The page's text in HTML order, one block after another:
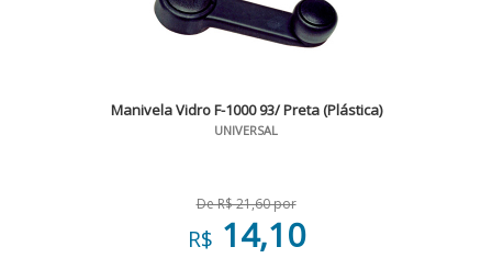
Manivela Vidro F-1000 93/ Preta (Plástica)
UNIVERSAL
De R$ 21,60 por
R$ 14,10